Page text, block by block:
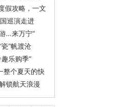
假攻略，一文
巡演走进
…来万宁“
”帆渡沧
乐购季”
整个夏天的快
锁航天浪漫